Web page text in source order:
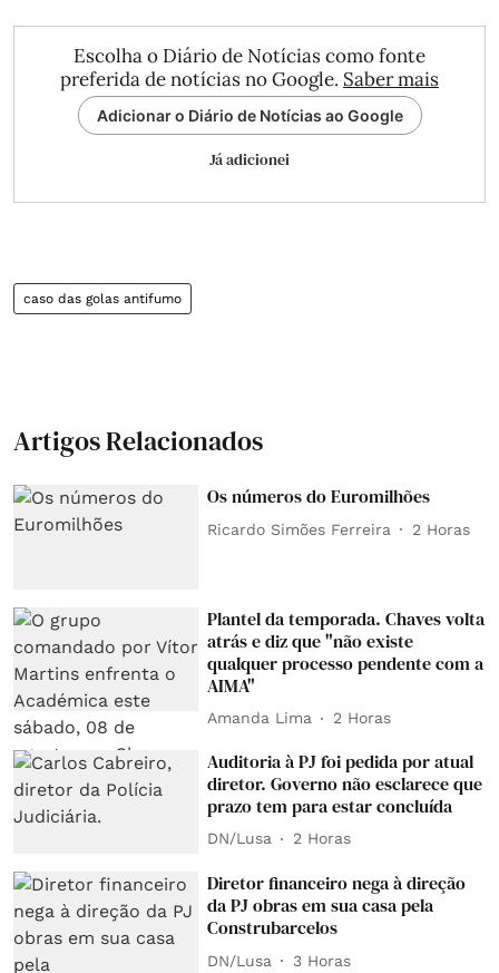
Escolha o Diário de Notícias como fonte
preferida de notícias no Google. Saber mais
Adicionar o Diário de Notícias ao Google
Já adicionei
caso das golas antifumo
Artigos Relacionados
Os números do Euromilhões
Ricardo Simões Ferreira 2 Horas
Plantel da temporada. Chaves volta
atrás e diz que "não existe
qualquer processo pendente com a
AIMA"
Amanda Lima 2 Horas
Auditoria à PJ foi pedida por atual
diretor. Governo não esclarece que
prazo tem para estar concluída
DN/Lusa 2 Horas
Diretor financeiro nega à direção
da PJ obras em sua casa pela
Construbarcelos
DN/Lusa 3 Horas